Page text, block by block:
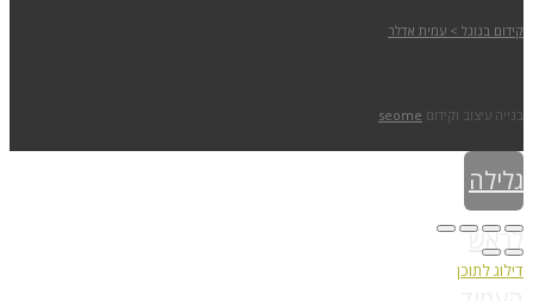
קידום בגוגל > עמית אדלר
בנייה עיצוב וקידום seome
גלילה
לראש
דילוג לתוכן